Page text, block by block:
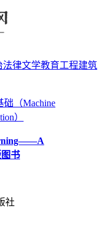
法律文学教育工程建筑
（Machine
）
书
社